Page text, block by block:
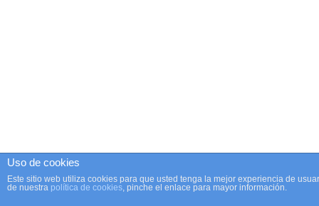
Uso de cookies
Este sitio web utiliza cookies para que usted tenga la mejor experiencia de
de nuestra política de cookies, pinche el enlace para mayor información.